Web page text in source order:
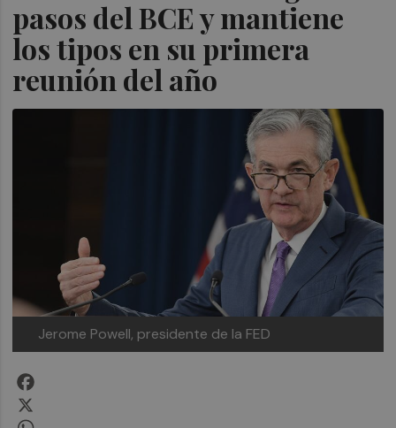
pasos del BCE y mantiene
los tipos en su primera
reunión del año
Jerome Powell, presidente de la FED